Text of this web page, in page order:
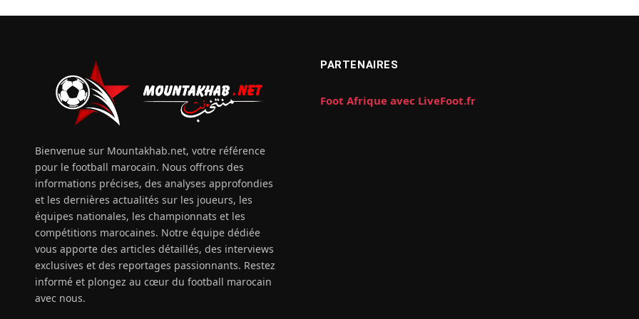
Bienvenue sur Mountakhab.net, votre référence
pour le football marocain. Nous offrons des
informations précises, des analyses approfondies
et les dernières actualités sur les joueurs, les
équipes nationales, les championnats et les
compétitions marocaines. Notre équipe dédiée
vous apporte des articles détaillés, des interviews
exclusives et des reportages passionnants. Restez
informé et plongez au cœur du football marocain
avec nous.
PARTENAIRES
Foot Afrique avec LiveFoot.fr